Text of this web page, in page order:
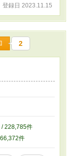
登録日 2023.11.15
2
/ 228,785件
件